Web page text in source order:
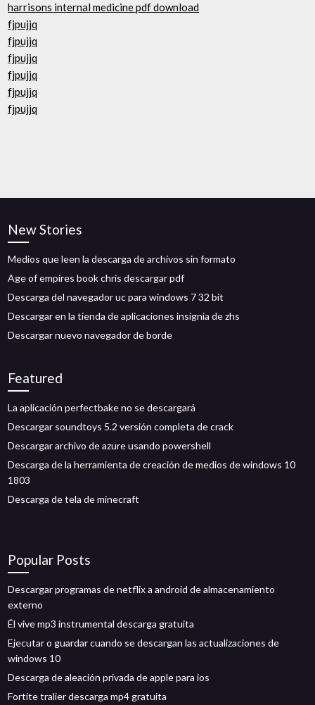
harrisons internal medicine pdf download
fjpujjq
fjpujjq
fjpujjq
fjpujjq
fjpujjq
fjpujjq
New Stories
Medios que leen la descarga de archivos sin formato
Age of empires book chris descargar pdf
Descarga del navegador uc para windows 7 32 bit
Descargar en la tienda de aplicaciones insignia de zhs
Descargar nuevo navegador de borde
Featured
La aplicación perfectbake no se descargará
Descargar soundtoys 5.2 versión completa de crack
Descargar archivo de azure usando powershell
Descarga de la herramienta de creación de medios de windows 10
1803
Descarga de tela de minecraft
Popular Posts
Descargar programas de netflix a android de almacenamiento
externo
Él vive mp3 instrumental descarga gratuita
Ejecutar o guardar cuando se descargan las actualizaciones de
windows 10
Descarga de aleación privada de apple para ios
Fortite tralier descarga mp4 gratuita